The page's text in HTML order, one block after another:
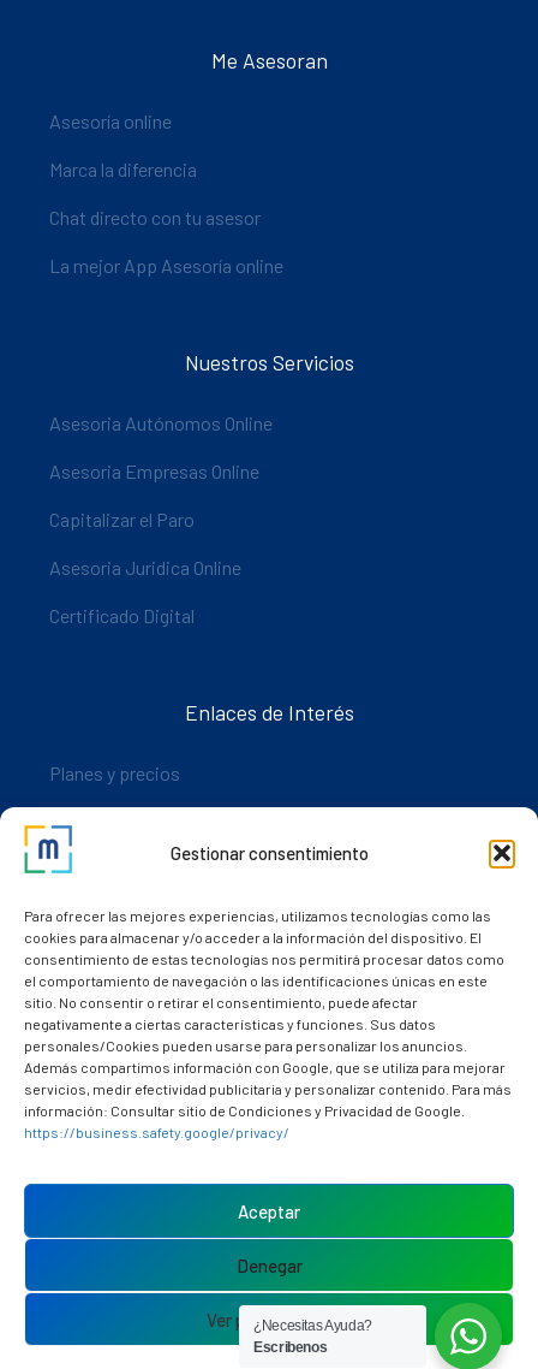
Gestionar consentimiento
Para ofrecer las mejores experiencias, utilizamos tecnologías como las
cookies para almacenar y/o acceder a la información del dispositivo. El
consentimiento de estas tecnologías nos permitirá procesar datos como
el comportamiento de navegación o las identificaciones únicas en este
sitio. No consentir o retirar el consentimiento, puede afectar
negativamente a ciertas características y funciones. Sus datos
personales/Cookies pueden usarse para personalizar los anuncios.
Además compartimos información con Google, que se utiliza para mejorar
servicios, medir efectividad publicitaria y personalizar contenido. Para más
información: Consultar sitio de Condiciones y Privacidad de Google.
https://business.safety.google/privacy/
Aceptar
Denegar
Ver preferencias
Me Asesoran
Asesoría online
Marca la diferencia
Chat directo con tu asesor
La mejor App Asesoría online
Nuestros Servicios
Asesoria Autónomos Online
Asesoria Empresas Online
Capitalizar el Paro
Asesoria Juridica Online
Certificado Digital
Enlaces de Interés
Planes y precios
Descarga nuestra app
Nuestros clientes
Dudas y consultas
Política de cookies (UE)
Política de privacidad
¿Necesitas Ayuda?
Escribenos